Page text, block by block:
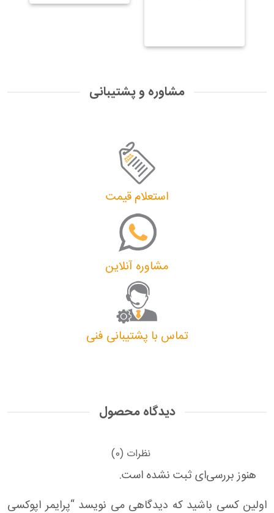
مشاوره و پشتیبانی
استعلام قیمت
مشاوره آنلاین
تماس با پشتیبانی فنی
دیدگاه محصول
نظرات (0)
هنوز بررسی‌ای ثبت نشده است.
اولین کسی باشید که دیدگاهی می نویسد “پرایمر اپوکسی